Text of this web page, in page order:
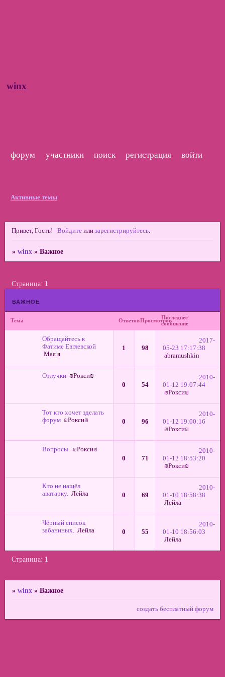
winx
форум участники поиск регистрация войти
Активные темы
Привет, Гость! Войдите илизарегистрируйтесь.
» winx » Важное
важное
Страница: 1
Тема ОтветовПросмотровПоследнее
сообщение
Обращайтесь к
Фатиме Евглевской
Мая я
1 98
2017-
05-23 17:17:38
abramushkin
Отлучки ₪Рокси₪
0
54
2010-
01-12 19:07:44
₪Рокси₪
Тот кто хочет зделать
форум ₪Рокси₪ 0 96
2010-
01-12 19:00:16
₪Рокси₪
Вопросы. ₪Рокси₪
0
71
2010-
01-12 18:53:20
₪Рокси₪
Кто не нащёл
аватарку. Лейла 0 69
2010-
01-10 18:58:38
Лейла
Чёрный список
забаниных. Лейла 0 55
2010-
01-10 18:56:03
Лейла
Страница: 1
» winx » Важное
создать бесплатный форум